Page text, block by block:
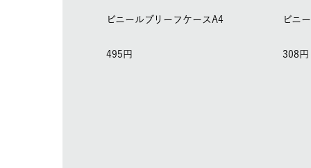
ビニールブリーフケースA4
495
ビニ
308